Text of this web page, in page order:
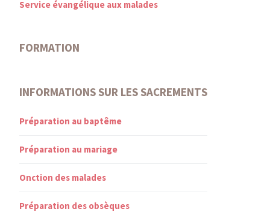
Service évangélique aux malades
FORMATION
INFORMATIONS SUR LES SACREMENTS
Préparation au baptême
Préparation au mariage
Onction des malades
Préparation des obsèques